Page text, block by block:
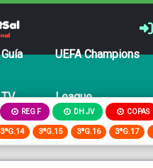
Guía
TV
UEFA Champions
League
REG F DH JV COPAS
3ªG.14 3ªG.15 3ªG.16 3ªG.17